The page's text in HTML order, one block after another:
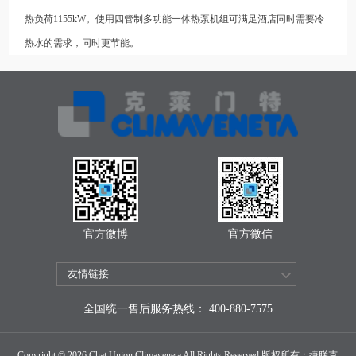
热负荷1155kW。使用四管制多功能一体热泵机组可满足酒店同时需要冷
热水的需求，同时更节能。
官方微博 官方微信
全国统一售后服务热线： 400-880-7575